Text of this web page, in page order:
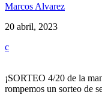
Marcos Alvarez
20 abril, 2023
¡SORTEO 4/20 de la
rompemos un sorteo de